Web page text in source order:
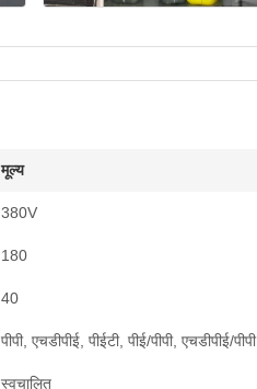
मूल्य
380V
180
40
पीपी, एचडीपीई, पीईटी, पीई/पीपी, एचडीपीई/पीपी
स्वचालित